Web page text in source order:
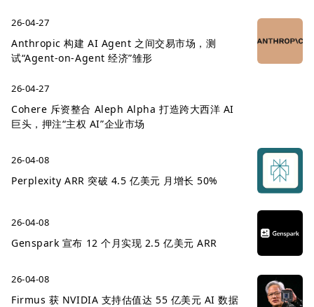
26-04-27
Anthropic 构建 AI Agent 之间交易市场，测
试“Agent-on-Agent 经济”雏形
26-04-27
Cohere 斥资整合 Aleph Alpha 打造跨大西洋 AI
巨头，押注“主权 AI”企业市场
26-04-08
Perplexity ARR 突破 4.5 亿美元 月增长 50%
26-04-08
Genspark 宣布 12 个月实现 2.5 亿美元 ARR
26-04-08
Firmus 获 NVIDIA 支持估值达 55 亿美元 AI 数据